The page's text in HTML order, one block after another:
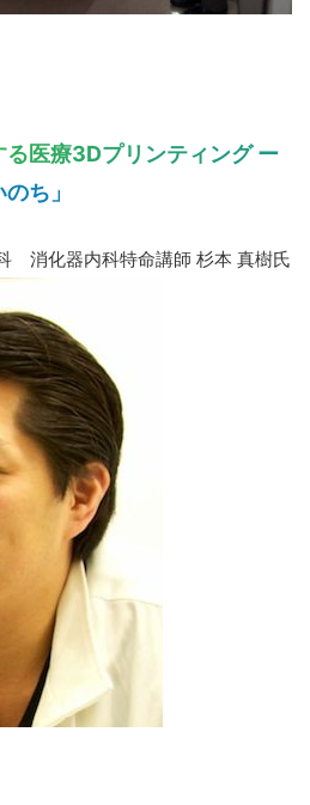
る医療3Dプリンティング ー
ち」
消化器内科特命講師 杉本 真樹氏